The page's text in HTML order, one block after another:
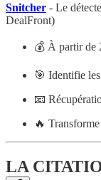
Snitcher - Le
DealFront)
💰 À partir de
🎯 Identifie
📧
🔥
LA